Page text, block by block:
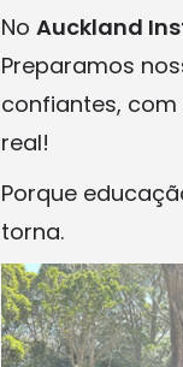
No Auckland
Preparamos
confiantes,
real!
Porque
torna.